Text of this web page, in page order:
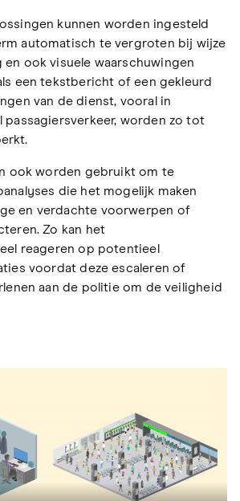
kunnen worden ingesteld
automatisch te vergroten bij wijze
en ook visuele waarschuwingen
een tekstbericht of een gekleurd
van de dienst, vooral in
passagiersverkeer, worden zo tot
ook worden gebruikt om te
die het mogelijk maken
en verdachte voorwerpen of
Zo kan het
reageren op potentieel
voordat deze escaleren of
aan de politie om de veiligheid